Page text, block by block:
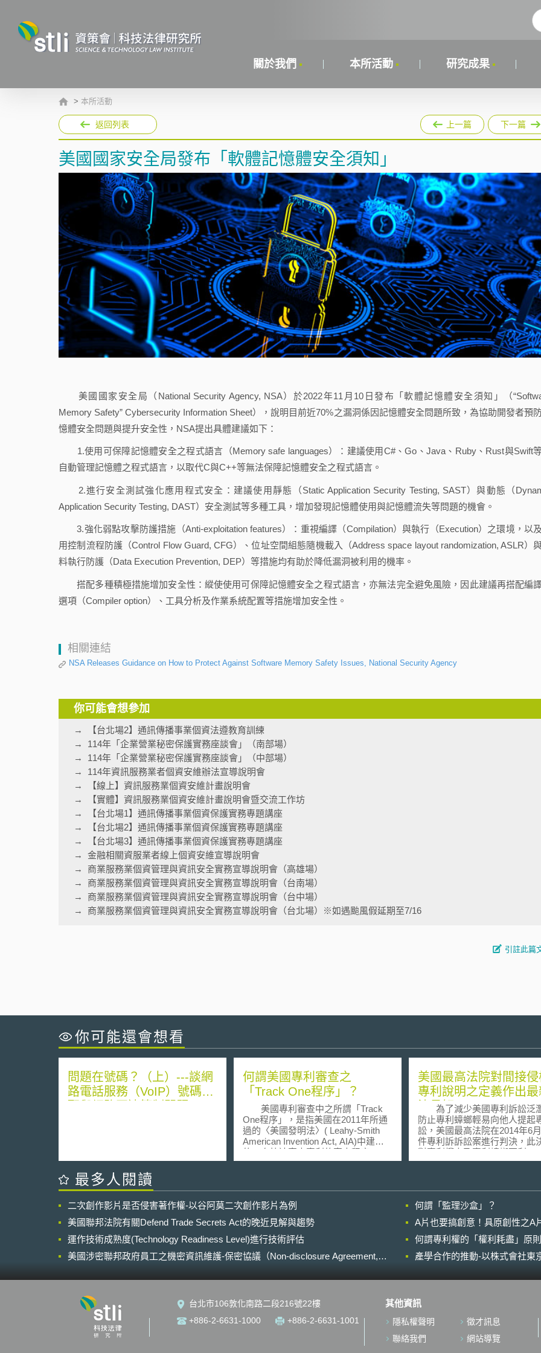
關於我們 本所活動 研究成果
> 本所活動
返回列表 上一篇 下一篇
美國國家安全局發布「軟體記憶體安全須知」
美國國家安全局（National Security Agency, NSA）於2022年11月10日發布「軟體記憶體安全須知」（
Memory Safety” Cybersecurity Information Sheet），說明目前近70%之漏洞係因記憶體安全問題所致，為協助開發者預
憶體安全問題與提升安全性，NSA提出具體建議如下：
1.使用可保障記憶體安全之程式語言（Memory safe languages）：建議使用C#、Go、Java、Ruby、Rust與Swift
自動管理記憶體之程式語言，以取代C與C++等無法保障記憶體安全之程式語言。
2.進行安全測試強化應用程式安全：建議使用靜態（Static Application Security Testing, SAST）與動態（
Application Security Testing, DAST）安全測試等多種工具，增加發現記憶體使用與記憶體流失等問題的機會。
3.強化弱點攻擊防護措施（Anti-exploitation features）：重視編譯（Compilation）與執行（Execution）之環境，以及
用控制流程防護（Control Flow Guard, CFG）、位址空間組態隨機載入（Address space layout randomization, ASLR）
料執行防護（Data Execution Prevention, DEP）等措施均有助於降低漏洞被利用的機率。
搭配多種積極措施增加安全性：縱使使用可保障記憶體安全之程式語言，亦無法完全避免風險，因此建議再搭配編
選項（Compiler option）、工具分析及作業系統配置等措施增加安全性。
相關連結
NSA Releases Guidance on How to Protect Against Software Memory Safety Issues, National Security Agency
你可能會想參加
【台北場2】通訊傳播事業個資法遵教育訓練
114年「企業營業秘密保護實務座談會」（南部場）
114年「企業營業秘密保護實務座談會」（中部場）
114年資訊服務業者個資安維辦法宣導說明會
【線上】資訊服務業個資安維計畫說明會
【實體】資訊服務業個資安維計畫說明會暨交流工作坊
【台北場1】通訊傳播事業個資保護實務專題講座
【台北場2】通訊傳播事業個資保護實務專題講座
【台北場3】通訊傳播事業個資保護實務專題講座
金融相關資服業者線上個資安維宣導說明會
商業服務業個資管理與資訊安全實務宣導說明會（高雄場）
商業服務業個資管理與資訊安全實務宣導說明會（台南場）
商業服務業個資管理與資訊安全實務宣導說明會（台中場）
商業服務業個資管理與資訊安全實務宣導說明會（台北場）※如遇颱風假延期至7/16
引註此篇
你可能還會想看
問題在號碼？（上）---談網
路電話服務（VoIP）號碼核
何謂美國專利審查之
「Track One程序」？
美國專利審查中之所謂「Track
One程序」，是指美國在2011年所通
過的〈美國發明法〉( Leahy-Smith
American Invention Act, AIA)中建立
的一套快速審查專利的審查程序。
〈美國發明法〉第11條(h)項中要
局(United States Patent and
Trademark Office, USPTO)應提供優
先審查服務。因此在Track One程序
中，專利申請人僅需要付出4800美元
的優先審查費，就可以獲得美國專利
商標局的優先審查服務。 在此之
似的快速審查程序，亦即「加速審
序，但在該加速審查程序中，申請人
必須要自行執行對既有技術的檢索，
並且提供輔助文件來解釋其請求項在
下，申請人在Track One程序中，僅
美國最高法院對間接侵
專利說明之定義作出最
決見解
為了減少美國專利訴訟泛
防止專利蟑螂輕易向他人提起
訟，美國最高法院在2014年6
件專利訴訴訟案進行判決，此
對專利權人及專利蟑螂不
先，最高法院針對Limelight
個過程步驟之專利，但其使用
專利之其中方法就算造成間接
（induced infringement）。然
院認為，聯邦法院的判決對於
成侵權有誤解，Limelight所使
業方法並沒有引導間接構成侵
很重要的影響，更防止不實施
訴訟。 另一個案件為
Inc. v. Biosig Instruments, Inc，
法院亦駁回聯邦上訴法院之判
於專利說明（patent claim）的
最多人閱讀
二次創作影片是否侵害著作權-以谷阿莫二次創作影片為例
何謂「監理沙盒」？
美國聯邦法院有關Defend Trade Secrets Act的晚近見解與趨勢
A片也要搞創意！具原創性之A
運作技術成熟度(Technology Readiness Level)進行技術評估
何謂專利權的「權利耗盡」原
美國涉密聯邦政府員工之機密資訊維護-保密協議（Non-disclosure Agreement,
產學合作的推動-以株式會社東
台北市106敦化南路二段216號22樓
+886-2-6631-1000
+886-2-6631-1001
其他資訊
隱私權聲明
徵才訊息
聯絡我們
網站導覽